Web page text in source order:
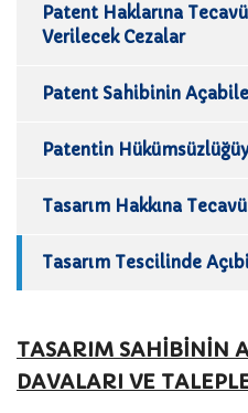
Patent Haklarına
Verilecek Cezalar
Patent Sahibinin
Patentin
Tasarım Hakkına
Tasarım Tescilinde
TASARIM SAHİBİNİN
DAVALARI VE